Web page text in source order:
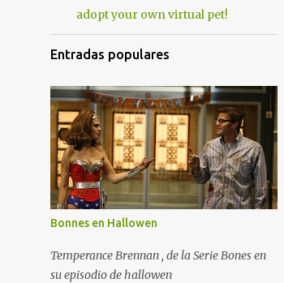
adopt your own virtual pet!
Entradas populares
Bonnes en Hallowen
Temperance Brennan , de la Serie Bones en
su episodio de hallowen